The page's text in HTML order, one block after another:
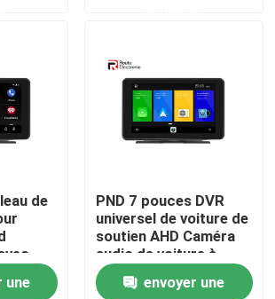
de Mazda
AI
de
une
PND 7 pouces DVR
universel de voiture de
soutien AHD Caméra
audio de voiture à
travers le haut-parleur
de voiture d'origine
envoyer une